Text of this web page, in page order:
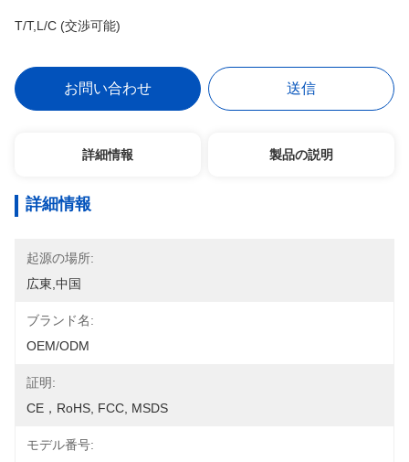
T/T,L/C (交渉可能)
お問い合わせ 送信
詳細情報 製品の説明
詳細情報
起源の場所:
広東,中国
ブランド名:
OEM/ODM
証明:
CE，RoHS, FCC, MSDS
モデル番号: